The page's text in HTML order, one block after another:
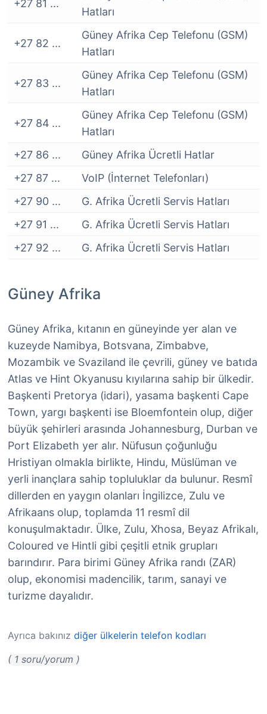
+27 81 ...
Hatları
+27 82 ...
Güney Afrika Cep Telefonu (GSM)
Hatları
+27 83 ...
Güney Afrika Cep Telefonu (GSM)
Hatları
+27 84 ...
Güney Afrika Cep Telefonu (GSM)
Hatları
+27 86 ...
Güney Afrika Ücretli Hatlar
+27 87 ...
VoIP (İnternet Telefonları)
+27 90 ...
G. Afrika Ücretli Servis Hatları
+27 91 ...
G. Afrika Ücretli Servis Hatları
+27 92 ...
G. Afrika Ücretli Servis Hatları
Güney Afrika
Güney Afrika, kıtanın en güneyinde yer alan ve
kuzeyde Namibya, Botsvana, Zimbabve,
Mozambik ve Svaziland ile çevrili, güney ve batıda
Atlas ve Hint Okyanusu kıyılarına sahip bir ülkedir.
Başkenti Pretorya (idari), yasama başkenti Cape
Town, yargı başkenti ise Bloemfontein olup, diğer
büyük şehirleri arasında Johannesburg, Durban ve
Port Elizabeth yer alır. Nüfusun çoğunluğu
Hristiyan olmakla birlikte, Hindu, Müslüman ve
yerli inançlara sahip topluluklar da bulunur. Resmî
dillerden en yaygın olanları İngilizce, Zulu ve
Afrikaans olup, toplamda 11 resmî dil
konuşulmaktadır. Ülke, Zulu, Xhosa, Beyaz Afrikalı,
Coloured ve Hintli gibi çeşitli etnik grupları
barındırır. Para birimi Güney Afrika randı (ZAR)
olup, ekonomisi madencilik, tarım, sanayi ve
turizme dayalıdır.
Ayrıca bakınız diğer ülkelerin telefon kodları
( 1 soru/yorum )